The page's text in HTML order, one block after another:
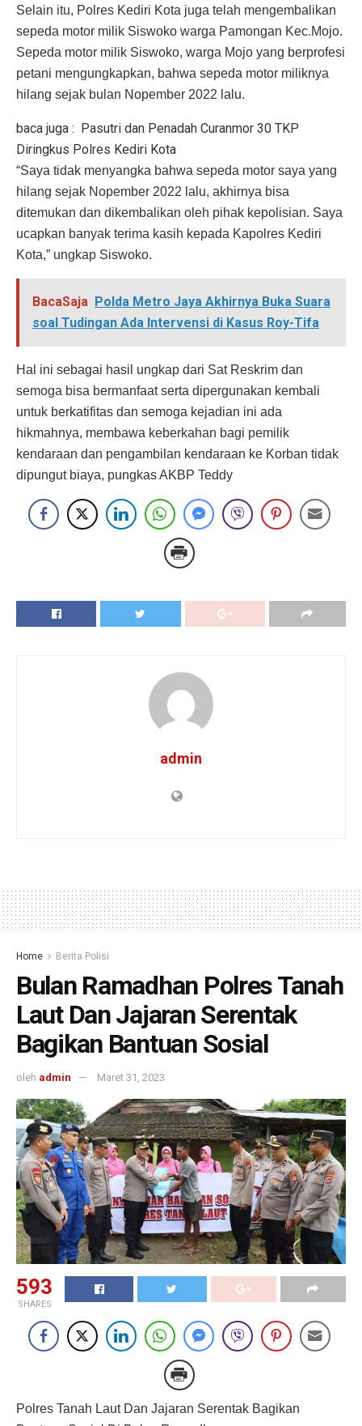
Selain itu, Polres Kediri Kota juga telah mengembalikan
sepeda motor milik Siswoko warga Pamongan Kec.Mojo.
Sepeda motor milik Siswoko, warga Mojo yang berprofesi
petani mengungkapkan, bahwa sepeda motor miliknya
hilang sejak bulan Nopember 2022 lalu.
baca juga :
Pasutri dan Penadah Curanmor 30 TKP
Diringkus Polres Kediri Kota
“Saya tidak menyangka bahwa sepeda motor saya yang
hilang sejak Nopember 2022 lalu, akhirnya bisa
ditemukan dan dikembalikan oleh pihak kepolisian. Saya
ucapkan banyak terima kasih kepada Kapolres Kediri
Kota,” ungkap Siswoko.
BacaSaja Polda Metro Jaya Akhirnya Buka Suara
soal Tudingan Ada Intervensi di Kasus Roy-Tifa
Hal ini sebagai hasil ungkap dari Sat Reskrim dan
semoga bisa bermanfaat serta dipergunakan kembali
untuk berkatifitas dan semoga kejadian ini ada
hikmahnya, membawa keberkahan bagi pemilik
kendaraan dan pengambilan kendaraan ke Korban tidak
dipungut biaya, pungkas AKBP Teddy
admin
Home Berita Polisi
Bulan Ramadhan Polres Tanah
Laut Dan Jajaran Serentak
Bagikan Bantuan Sosial
oleh admin Maret 31, 2023
593
SHARES
Polres Tanah Laut Dan Jajaran Serentak Bagikan